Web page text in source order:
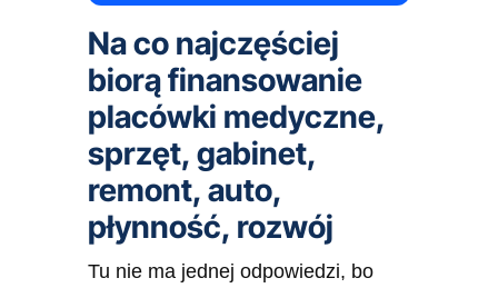
Na co najczęściej
biorą finansowanie
placówki medyczne,
sprzęt, gabinet,
remont, auto,
płynność, rozwój
Tu nie ma jednej odpowiedzi, bo